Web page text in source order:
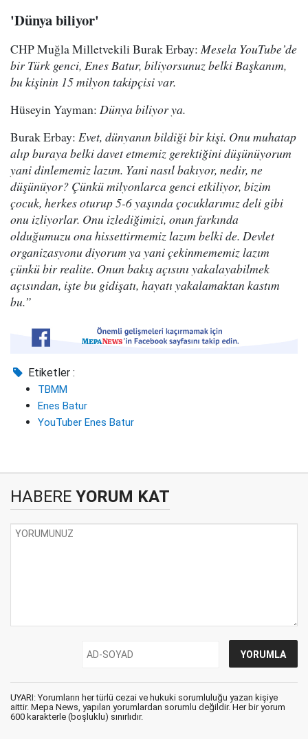
'Dünya biliyor'
CHP Muğla Milletvekili Burak Erbay:Mesela YouTube’de
bir Türk genci, Enes Batur, biliyorsunuz belki Başkanım,
bu kişinin 15 milyon takipçisi var.
Hüseyin Yayman: Dünya biliyor ya.
Burak Erbay: Evet, dünyanın bildiği bir kişi. Onu muhatap
alıp buraya belki davet etmemiz gerektiğini düşünüyorum
yani dinlememiz lazım. Yani nasıl bakıyor, nedir, ne
düşünüyor? Çünkü milyonlarca genci etkiliyor, bizim
çocuk, herkes oturup 5-6 yaşında çocuklarımız deli gibi
onu izliyorlar. Onu izlediğimizi, onun farkında
olduğumuzu ona hissettirmemiz lazım belki de. Devlet
organizasyonu diyorum ya yani çekinmememiz lazım
çünkü bir realite. Onun bakış açısını yakalayabilmek
açısından, işte bu gidişatı, hayatı yakalamaktan kastım
bu.”
Etiketler :
TBMM
Enes Batur
YouTuber Enes Batur
HABERE YORUM KAT
UYARI: Yorumların her türlü cezai ve hukuki sorumluluğu yazan kişiye
aittir. Mepa News, yapılan yorumlardan sorumlu değildir. Her bir yorum
600 karakterle (boşluklu) sınırlıdır.